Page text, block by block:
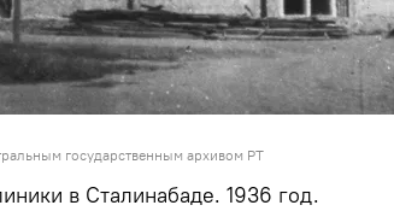
государственным архивом РТ
в Сталинабаде. 1936 год.